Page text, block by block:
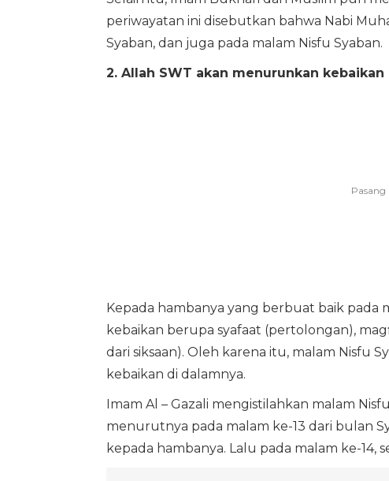
periwayatan ini disebutkan bahwa Nabi
Syaban, dan juga pada malam Nisfu Syaban.
2. Allah SWT akan menurunkan
Kepada hambanya yang berbuat baik pada
kebaikan berupa syafaat (pertolongan),
dari siksaan). Oleh karena itu, malam Nisfu
kebaikan di dalamnya.
Imam Al – Gazali mengistilahkan malam
menurutnya pada malam ke-13 dari bulan
kepada hambanya. Lalu pada malam ke-14,